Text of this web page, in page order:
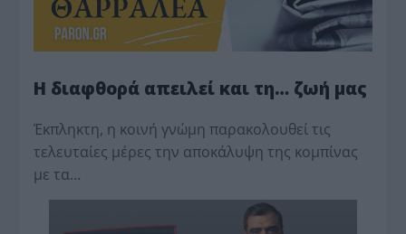
Η διαφθορά απειλεί και τη… ζωή μας
Έκπληκτη, η κοινή γνώμη παρακολουθεί τις
τελευταίες μέρες την αποκάλυψη της κο­μπίνας
με τα…